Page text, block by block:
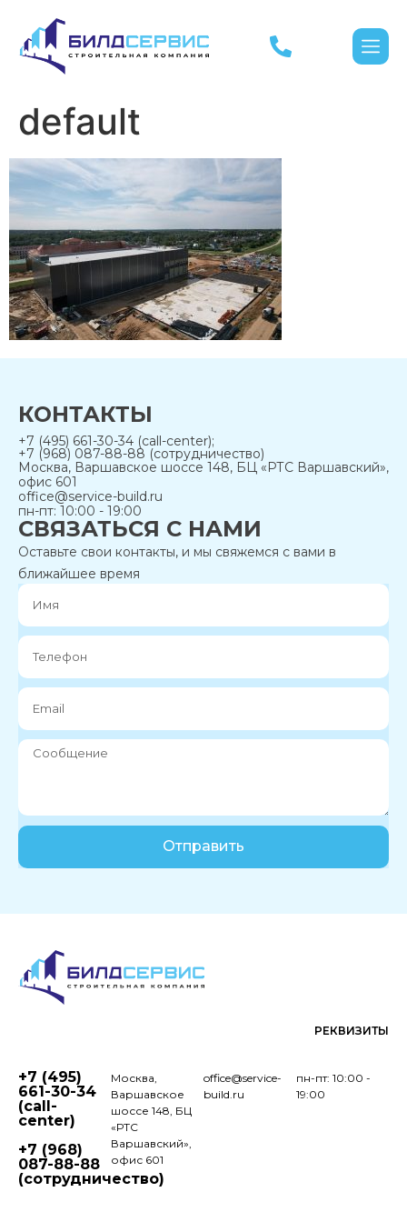
default
КОНТАКТЫ
+7 (495) 661-30-34 (call-center);
+7 (968) 087-88-88 (сотрудничество)
Москва, Варшавское шоссе 148, БЦ «РТС Варшавский»,
офис 601
office@service-build.ru
пн-пт: 10:00 - 19:00
СВЯЗАТЬСЯ С НАМИ
Оставьте свои контакты, и мы свяжемся с вами в
ближайшее время
Отправить
РЕКВИЗИТЫ
+7 (495)
661-30-34
(call-
center)
+7 (968)
087-88-88
(сотрудничество)
Москва,
Варшавское
шоссе 148, БЦ
«РТС
Варшавский»,
офис 601
пн-пт: 10:00 -
19:00
office@service-
build.ru